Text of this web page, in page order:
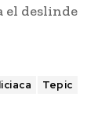
el deslinde
Tepic